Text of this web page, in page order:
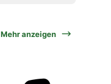
Mehr anzeigen